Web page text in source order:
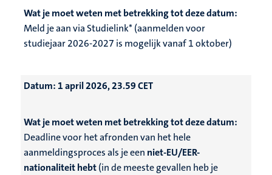
Wat je moet weten met betrekking tot deze datum:
Meld je aan via Studielink* (aanmelden voor
studiejaar 2026-2027 is mogelijk vanaf 1 oktober)
Datum: 1 april 2026, 23.59 CET
Wat je moet weten met betrekking tot deze datum:
Deadline voor het afronden van het hele
aanmeldingsproces als je een niet-EU/EER-
nationaliteit hebt(in de meeste gevallen heb je